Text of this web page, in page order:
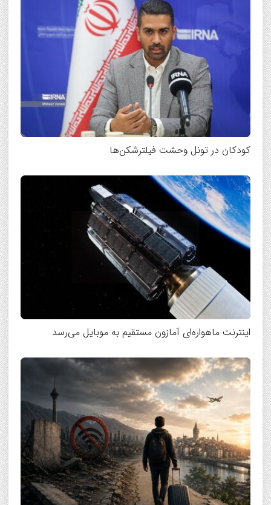
کودکان در تونل وحشت فیلترشکن‌ها
اینترنت ماهواره‌ای آمازون مستقیم به موبایل می‌رسد